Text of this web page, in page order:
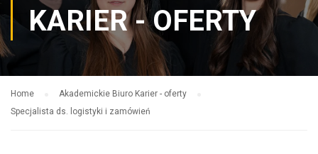
KARIER - OFERTY
Home
Akademickie Biuro Karier - oferty
Specjalista ds. logistyki i zamówień